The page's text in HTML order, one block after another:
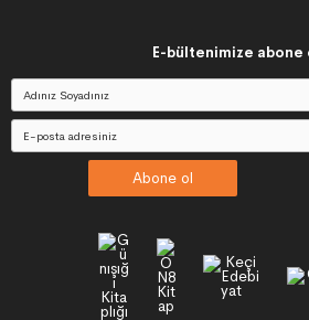
E-bültenimize abone
Abone ol